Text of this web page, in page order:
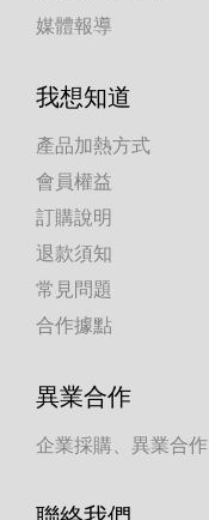
媒體報導
我想知道
產品加熱方式
會員權益
訂購說明
退款須知
常見問題
合作據點
異業合作
企業採購、異業合作